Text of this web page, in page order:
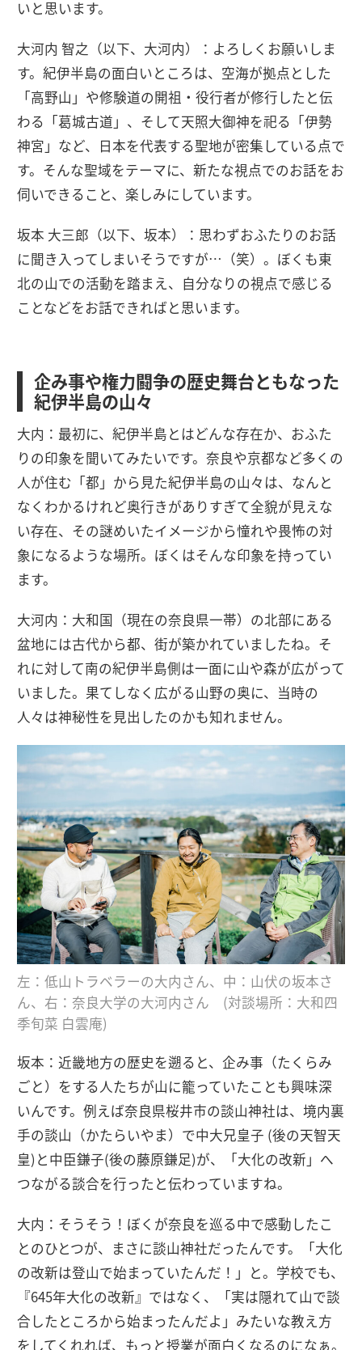
いと思います。
大河内 智之（以下、大河内）：よろしくお願いしま
す。紀伊半島の面白いところは、空海が拠点とした
「高野山」や修験道の開祖・役行者が修行したと伝
わる「葛城古道」、そして天照大御神を祀る「伊勢
神宮」など、日本を代表する聖地が密集している点で
す。そんな聖域をテーマに、新たな視点でのお話をお
伺いできること、楽しみにしています。
坂本 大三郎（以下、坂本）：思わずおふたりのお話
に聞き入ってしまいそうですが…（笑）。ぼくも東
北の山での活動を踏まえ、自分なりの視点で感じる
ことなどをお話できればと思います。
企み事や権力闘争の歴史舞台ともなった
紀伊半島の山々
大内：最初に、紀伊半島とはどんな存在か、おふた
りの印象を聞いてみたいです。奈良や京都など多くの
人が住む「都」から見た紀伊半島の山々は、なんと
なくわかるけれど奥行きがありすぎて全貌が見えな
い存在、その謎めいたイメージから憧れや畏怖の対
象になるような場所。ぼくはそんな印象を持ってい
ます。
大河内：大和国（現在の奈良県一帯）の北部にある
盆地には古代から都、街が築かれていましたね。そ
れに対して南の紀伊半島側は一面に山や森が広がって
いました。果てしなく広がる山野の奥に、当時の
人々は神秘性を見出したのかも知れません。
左：低山トラベラーの大内さん、中：山伏の坂本さ
ん、右：奈良大学の大河内さん (対談場所：大和四
季旬菜 白雲庵)
坂本：近畿地方の歴史を遡ると、企み事（たくらみ
ごと）をする人たちが山に籠っていたことも興味深
いんです。例えば奈良県桜井市の談山神社は、境内裏
手の談山（かたらいやま）で中大兄皇子 (後の天智天
皇)と中臣鎌子(後の藤原鎌足)が、「大化の改新」へ
つながる談合を行ったと伝わっていますね。
大内：そうそう！ぼくが奈良を巡る中で感動したこ
とのひとつが、まさに談山神社だったんです。「大化
の改新は登山で始まっていたんだ！」と。学校でも、
『645年大化の改新』ではなく、「実は隠れて山で談
合したところから始まったんだよ」みたいな教え方
をしてくれれば、もっと授業が面白くなるのになぁ。